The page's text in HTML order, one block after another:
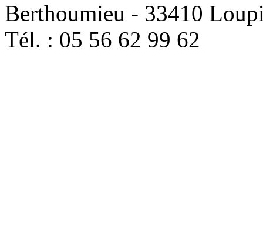
Berthoumieu - 33410
Tél. : 05 56 62 99 62